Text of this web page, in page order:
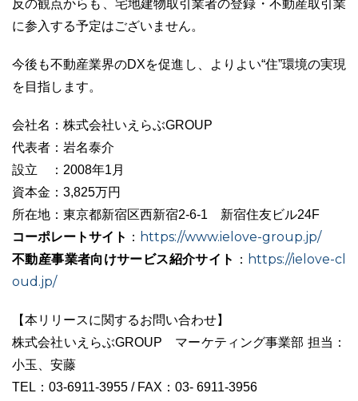
反の観点からも、宅地建物取引業者の登録・不動産取引業
に参入する予定はございません。
今後も不動産業界のDXを促進し、よりよい“住”環境の実現
を目指します。
会社名：株式会社いえらぶGROUP
代表者：岩名泰介
設立 ：2008年1月
資本金：3,825万円
所在地：東京都新宿区西新宿2-6-1 新宿住友ビル24F
コーポレートサイト ： https://www.ielove-group.jp/
不動産事業者向けサービス紹介サイト
： https://ielove-cl
oud.jp/
【本リリースに関するお問い合わせ】
株式会社いえらぶGROUP マーケティング事業部 担当：
小玉、安藤
TEL：03-6911-3955 / FAX：03- 6911-3956